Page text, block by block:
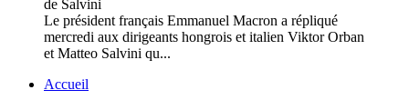
Le président français Emmanuel Macron a répliqué
mercredi aux dirigeants hongrois et italien Viktor Orban
et Matteo Salvini qu...
Accueil